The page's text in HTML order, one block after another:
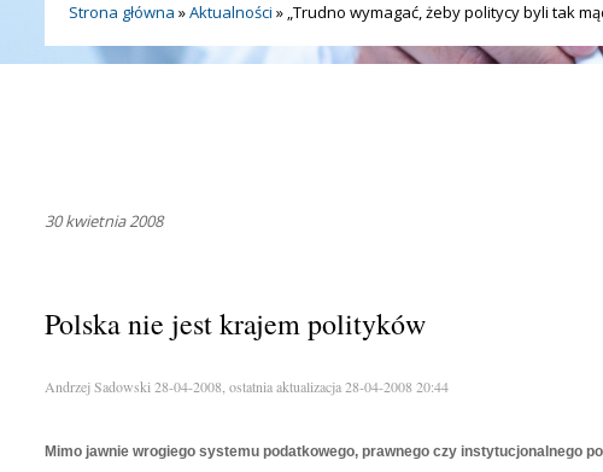
Strona główna »Aktualności » „Trudno wymagać, żeby politycy byli tak
30 kwietnia 2008
Polska nie jest krajem polityków
Andrzej Sadowski 28-04-2008, ostatnia aktualizacja 28-04-2008 20:44
Mimo jawnie wrogiego systemu podatkowego, prawnego czy instytucjonalnego